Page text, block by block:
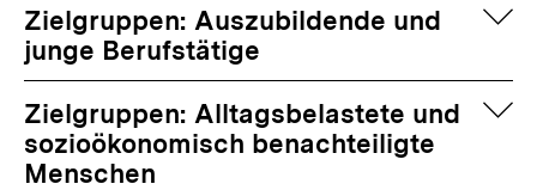
Zielgruppen: Auszubildende und
junge Berufstätige
Zielgruppen: Alltagsbelastete und
sozioökonomisch benachteiligte
Menschen